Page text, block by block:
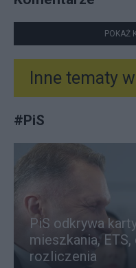
POKAŻ
Inne tematy
#PiS
PiS odkrywa
mieszkania,
rozliczenia